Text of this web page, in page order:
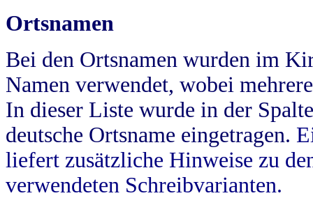
Ortsnamen
Bei den Ortsnamen wurden im
Namen verwendet, wobei
In dieser Liste wurde in der
deutsche Ortsname eingetragen.
liefert zusätzliche Hinweise zu
verwendeten Schreibvarianten.